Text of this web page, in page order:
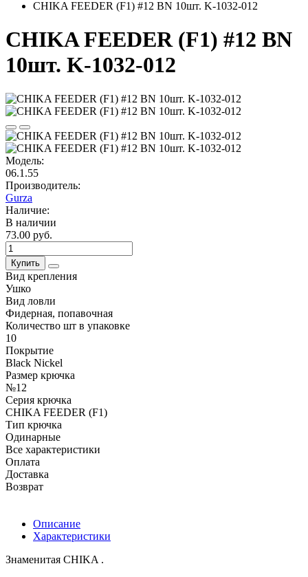
CHIKA FEEDER (F1) #12 BN 10шт. K-1032-012
CHIKA FEEDER (F1) #12 BN
10шт. K-1032-012
Модель:
06.1.55
Производитель:
Gurza
Наличие:
В наличии
73.00 руб.
Купить
Вид крепления
Ушко
Вид ловли
Фидерная, попавочная
Количество шт в упаковке
10
Покрытие
Black Nickel
Размер крючка
№12
Серия крючка
CHIKA FEEDER (F1)
Тип крючка
Одинарные
Все характеристики
Оплата
Доставка
Возврат
Описание
Характеристики
Знаменитая CHIKA .